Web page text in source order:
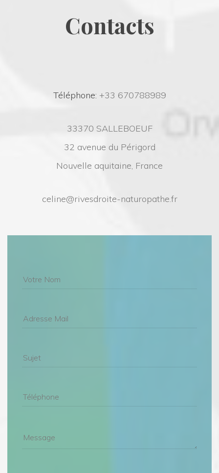
Contact
Téléphone: +33 670788989
33370 SALLEBOEUF
32 avenue du Périgord
Nouvelle aquitaine, France
celine@rivesdroite-naturopathe.fr